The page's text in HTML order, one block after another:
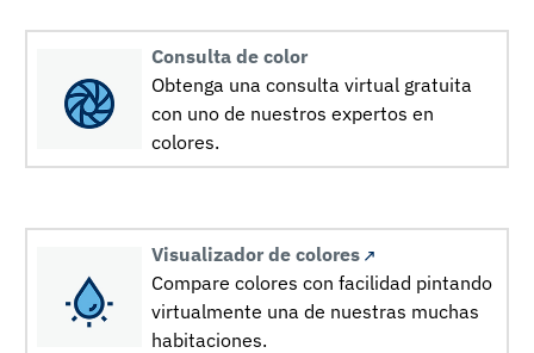
Consulta de color
Obtenga una consulta virtual gratuita
con uno de nuestros expertos en
colores.
Visualizador de colores
Compare colores con facilidad pintando
virtualmente una de nuestras muchas
habitaciones.